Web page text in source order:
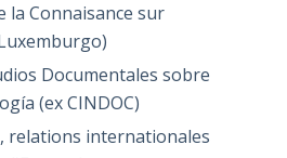
la Connaisance sur
Documentales sobre
(ex CINDOC)
relations internationales